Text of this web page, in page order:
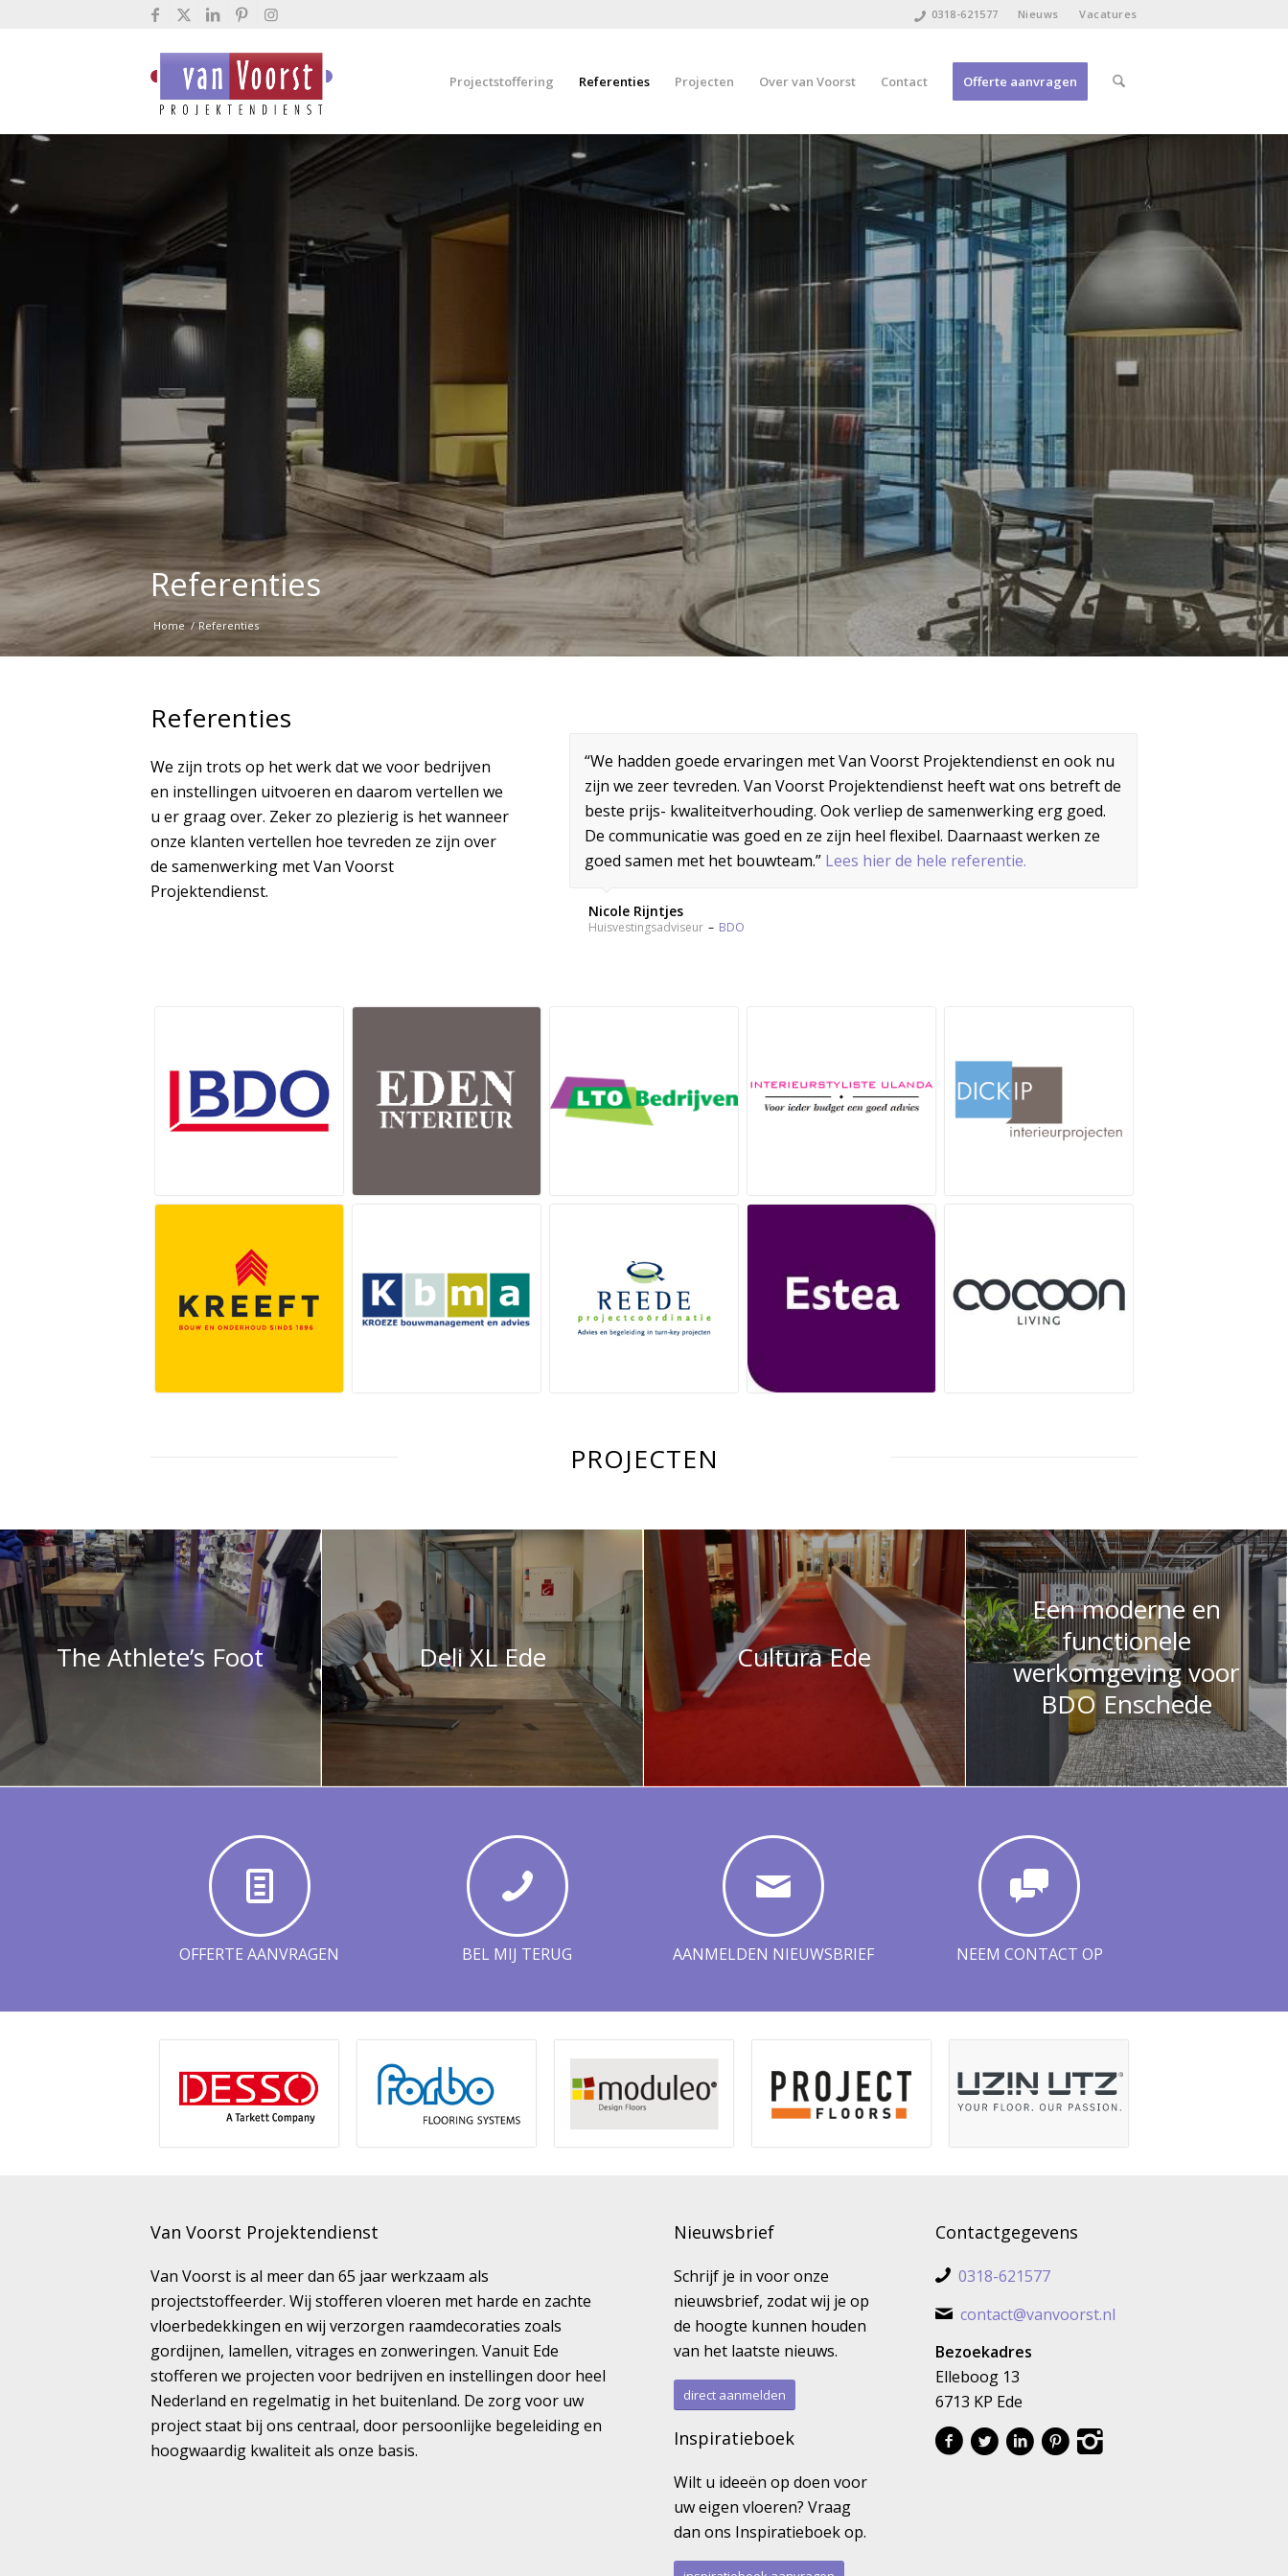
Nieuws Vacatures
0318-621577
Projectstoffering Referenties Projecten Over van Voorst Contact Offerte aanvragen
Referenties
Home / Referenties
Referenties
We zijn trots op het werk dat we voor bedrijven
en instellingen uitvoeren en daarom vertellen we
u er graag over. Zeker zo plezierig is het wanneer
onze klanten vertellen hoe tevreden ze zijn over
de samenwerking met Van Voorst
Projektendienst.
“We hadden goede ervaringen met Van Voorst Projektendienst en ook nu
zijn we zeer tevreden. Van Voorst Projektendienst heeft wat ons betreft de
beste prijs- kwaliteitverhouding. Ook verliep de samenwerking erg goed.
De communicatie was goed en ze zijn heel flexibel. Daarnaast werken ze
goed samen met het bouwteam.” Lees hier de hele referentie.
Nicole Rijntjes
Huisvestingsadviseur – BDO
PROJECTEN
The Athlete’s Foot Deli XL Ede Cultura Ede
Een moderne en
functionele
werkomgeving voor
BDO Enschede
OFFERTE AANVRAGEN BEL MIJ TERUG AANMELDEN NIEUWSBRIEF NEEM CONTACT OP
Van Voorst Projektendienst
Van Voorst is al meer dan 65 jaar werkzaam als
projectstoffeerder. Wij stofferen vloeren met harde en zachte
vloerbedekkingen en wij verzorgen raamdecoraties zoals
gordijnen, lamellen, vitrages en zonweringen. Vanuit Ede
stofferen we projecten voor bedrijven en instellingen door heel
Nederland en regelmatig in het buitenland. De zorg voor uw
project staat bij ons centraal, door persoonlijke begeleiding en
hoogwaardig kwaliteit als onze basis.
Nieuwsbrief
Schrijf je in voor onze
nieuwsbrief, zodat wij je op
de hoogte kunnen houden
van het laatste nieuws.
direct aanmelden
Inspiratieboek
Wilt u ideeën op doen voor
uw eigen vloeren? Vraag
dan ons Inspiratieboek op.
Contactgegevens
0318-621577
contact@vanvoorst.nl
Bezoekadres
Elleboog 13
6713 KP Ede